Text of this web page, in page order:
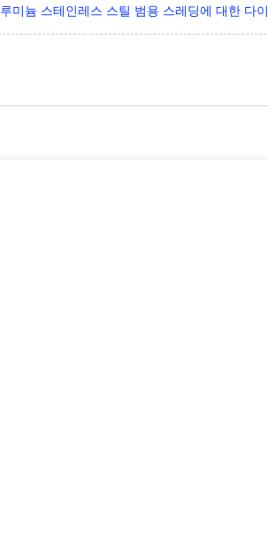
미늄 스테인레스 스틸 범용 스레딩에 대한 다이